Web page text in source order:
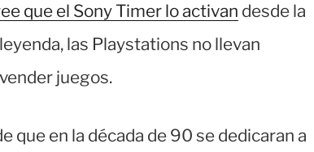
que el Sony Timer lo activan desde la
las Playstations no llevan
juegos.
que en la década de 90 se dedicaran a